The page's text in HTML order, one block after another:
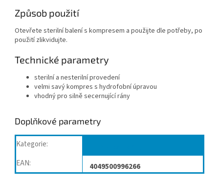
Způsob použití
Otevřete sterilní balení s kompresem a použijte dle potřeby, po
použití zlikvidujte.
Technické parametry
sterilní a nesterilní provedení
velmi savý kompres s hydrofobní úpravou
vhodný pro silně secernující rány
Doplňkové parametry
Kategorie:
EAN: 4049500996266